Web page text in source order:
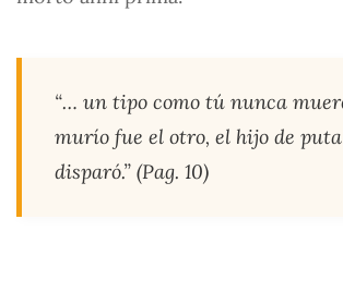
“… un tipo como tú nunca
murío fue el otro, el hijo de
disparó.” (Pag. 10)